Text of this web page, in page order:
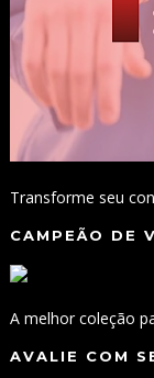
Transforme seu
CAMPEÃO DE
A melhor coleção
AVALIE COM